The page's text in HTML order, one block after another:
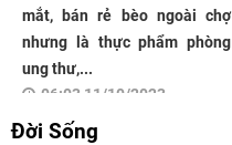
mắt, bán rẻ bèo ngoài chợ
nhưng là thực phẩm phòng
ung thư,...
06:03 11/10/2023
Đời Sống